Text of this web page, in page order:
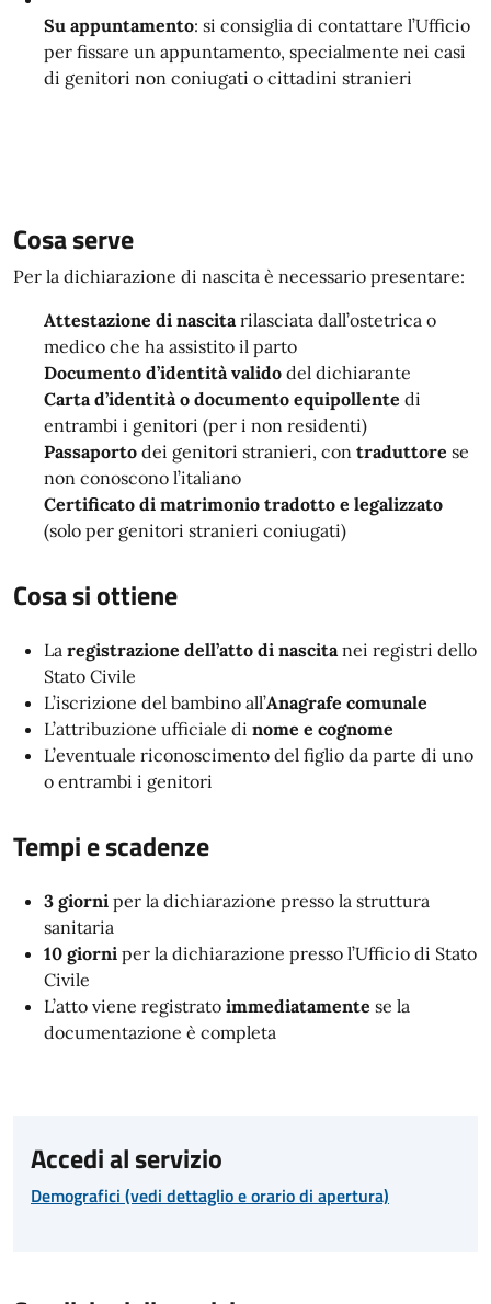
Su appuntamento: si consiglia di contattare l’Ufficio
per fissare un appuntamento, specialmente nei casi
di genitori non coniugati o cittadini stranieri
Cosa serve
Per la dichiarazione di nascita è necessario presentare:
Attestazione di nascitarilasciata dall’ostetrica o
medico che ha assistito il parto
Documento d’identità valido del dichiarante
Carta d’identità o documento equipollente di
entrambi i genitori (per i non residenti)
Passaporto dei genitori stranieri, con traduttore se
non conoscono l’italiano
Certificato di matrimonio tradotto e legalizzato
(solo per genitori stranieri coniugati)
Cosa si ottiene
La registrazione dell’atto di nascitanei registri dello
Stato Civile
L’iscrizione del bambino all’Anagrafe comunale
L’attribuzione ufficiale di nome e cognome
L’eventuale riconoscimento del figlio da parte di uno
o entrambi i genitori
Tempi e scadenze
3 giorni per la dichiarazione presso la struttura
sanitaria
10 giorni per la dichiarazione presso l’Ufficio di Stato
Civile
L’atto viene registrato immediatamente se la
documentazione è completa
Accedi al servizio
Demografici (vedi dettaglio e orario di apertura)